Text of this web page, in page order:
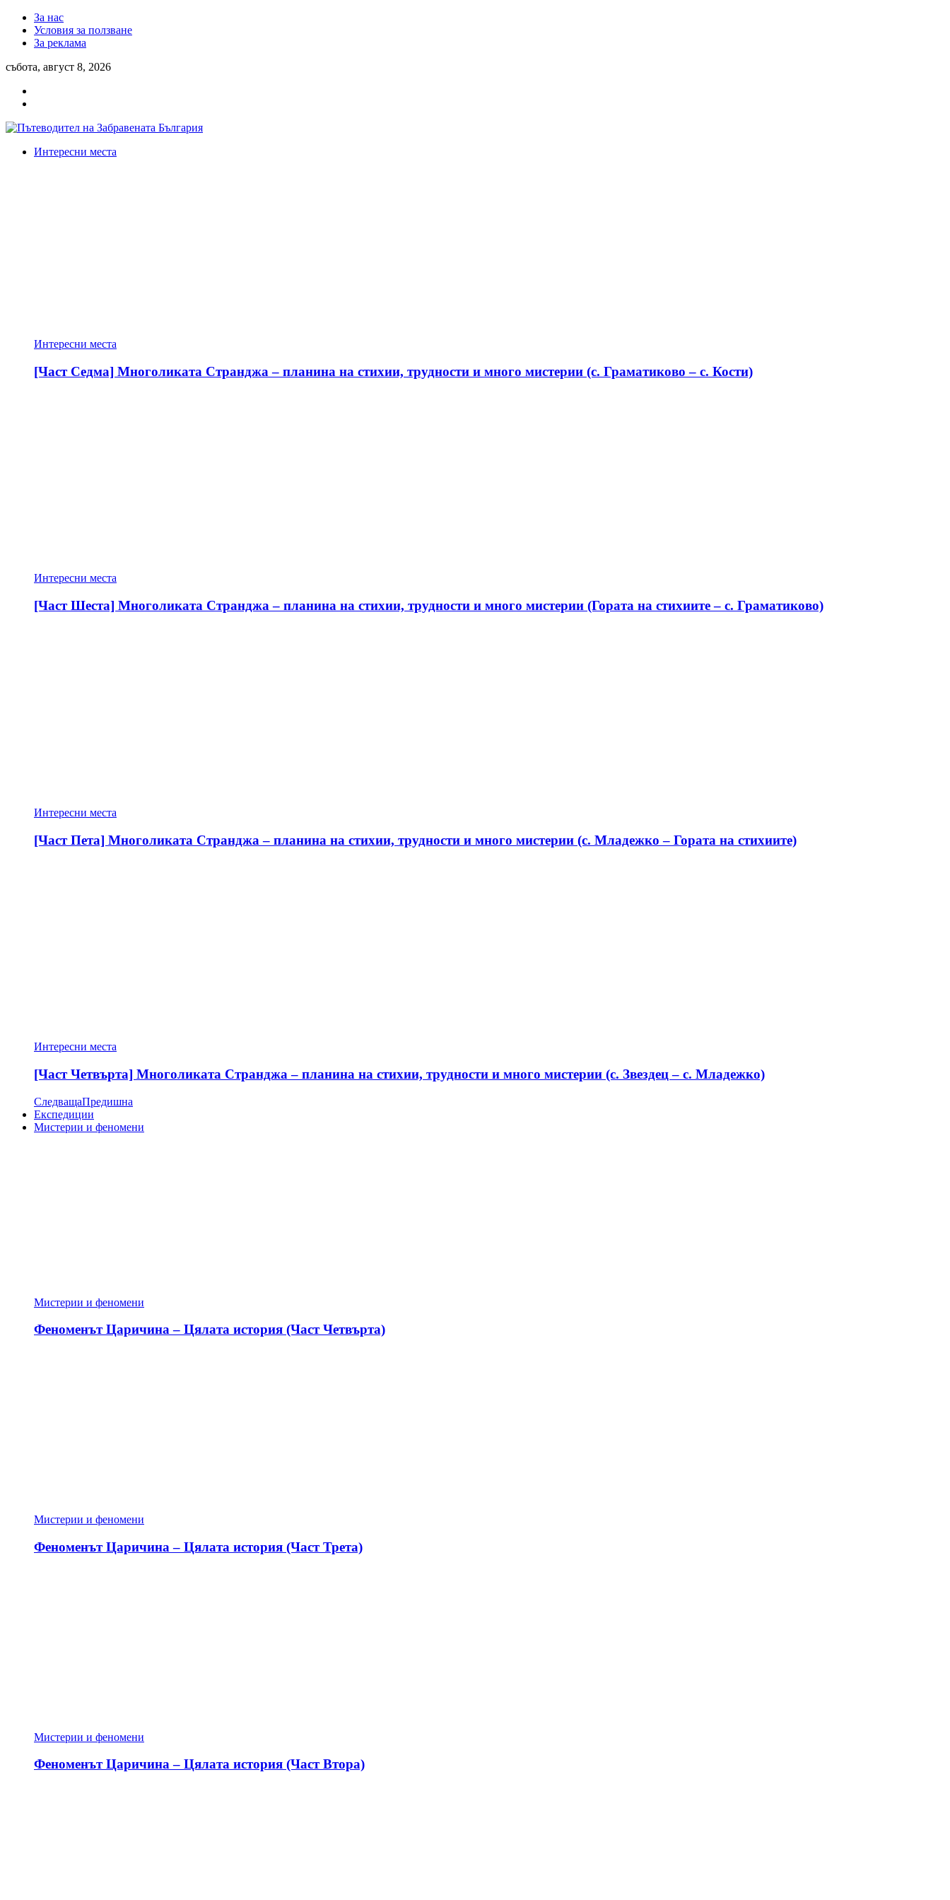
За нас
Условия за ползване
За реклама
събота, август 8, 2026
Интересни места
Интересни места
[Част Седма] Многоликата Странджа – планина на стихии, трудности и много мистерии (с. Граматиково – с. Кости)
Интересни места
[Част Шеста] Многоликата Странджа – планина на стихии, трудности и много мистерии (Гората на стихиите – с. Граматиково)
Интересни места
[Част Пета] Многоликата Странджа – планина на стихии, трудности и много мистерии (с. Младежко – Гората на стихиите)
Интересни места
[Част Четвърта] Многоликата Странджа – планина на стихии, трудности и много мистерии (с. Звездец – с. Младежко)
СледващаПредишна
Експедиции
Мистерии и феномени
Мистерии и феномени
Феноменът Царичина – Цялата история (Част Четвърта)
Мистерии и феномени
Феноменът Царичина – Цялата история (Част Трета)
Мистерии и феномени
Феноменът Царичина – Цялата история (Част Втора)